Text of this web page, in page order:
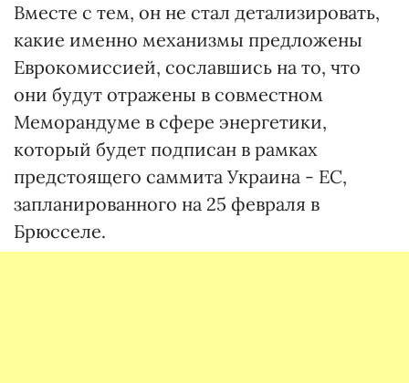
Вместе с тем, он не стал детализировать,
какие именно механизмы предложены
Еврокомиссией, сославшись на то, что
они будут отражены в совместном
Меморандуме в сфере энергетики,
который будет подписан в рамках
предстоящего саммита Украина - ЕС,
запланированного на 25 февраля в
Брюсселе.